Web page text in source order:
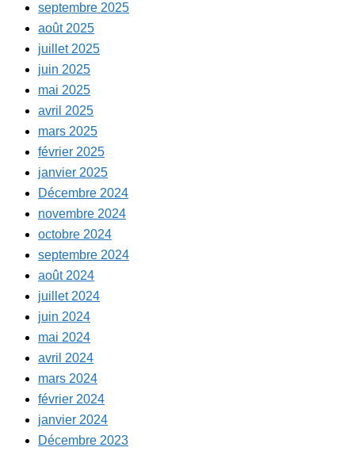
septembre 2025
août 2025
juillet 2025
juin 2025
mai 2025
avril 2025
mars 2025
février 2025
janvier 2025
Décembre 2024
novembre 2024
octobre 2024
septembre 2024
août 2024
juillet 2024
juin 2024
mai 2024
avril 2024
mars 2024
février 2024
janvier 2024
Décembre 2023